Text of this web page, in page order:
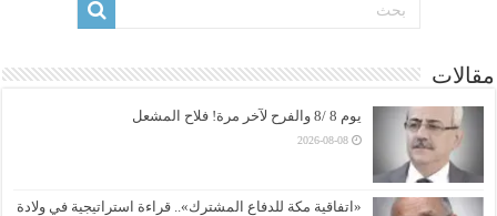
مقالات
يوم 8 /8 والفرح لآخر مرة! فلاح المشعل
2026-08-08
«اتفاقية مكة للدفاع المشترك».. قراءة استراتيجية في ولادة